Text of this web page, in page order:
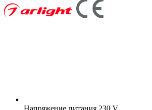
Напряжение питания 230 V